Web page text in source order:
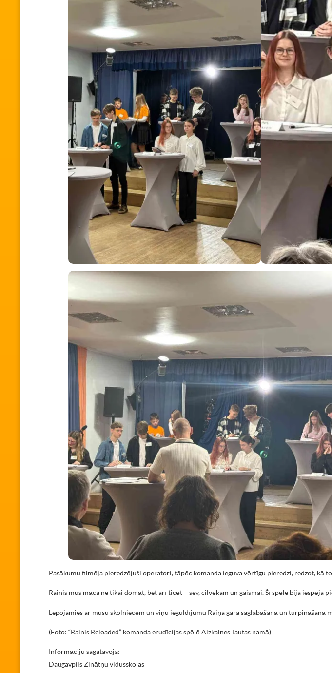
Pasākumu filmēja pieredzējuši operatori, tāpēc komanda ieguva vērtīgu pieredzi, redzot, kā
Rainis mūs māca ne tikai domāt, bet arī ticēt – sev, cilvēkam un gaismai. Šī spēle bija iespēja
Lepojamies ar mūsu skolniecēm un viņu ieguldījumu Raiņa gara saglabāšanā un turpināšanā
(Foto: “Rainis Reloaded” komanda erudīcijas spēlē Aizkalnes Tautas namā)
Informāciju sagatavoja:
Daugavpils Zinātņu vidusskolas